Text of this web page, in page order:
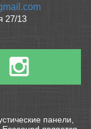
27/13
панели,